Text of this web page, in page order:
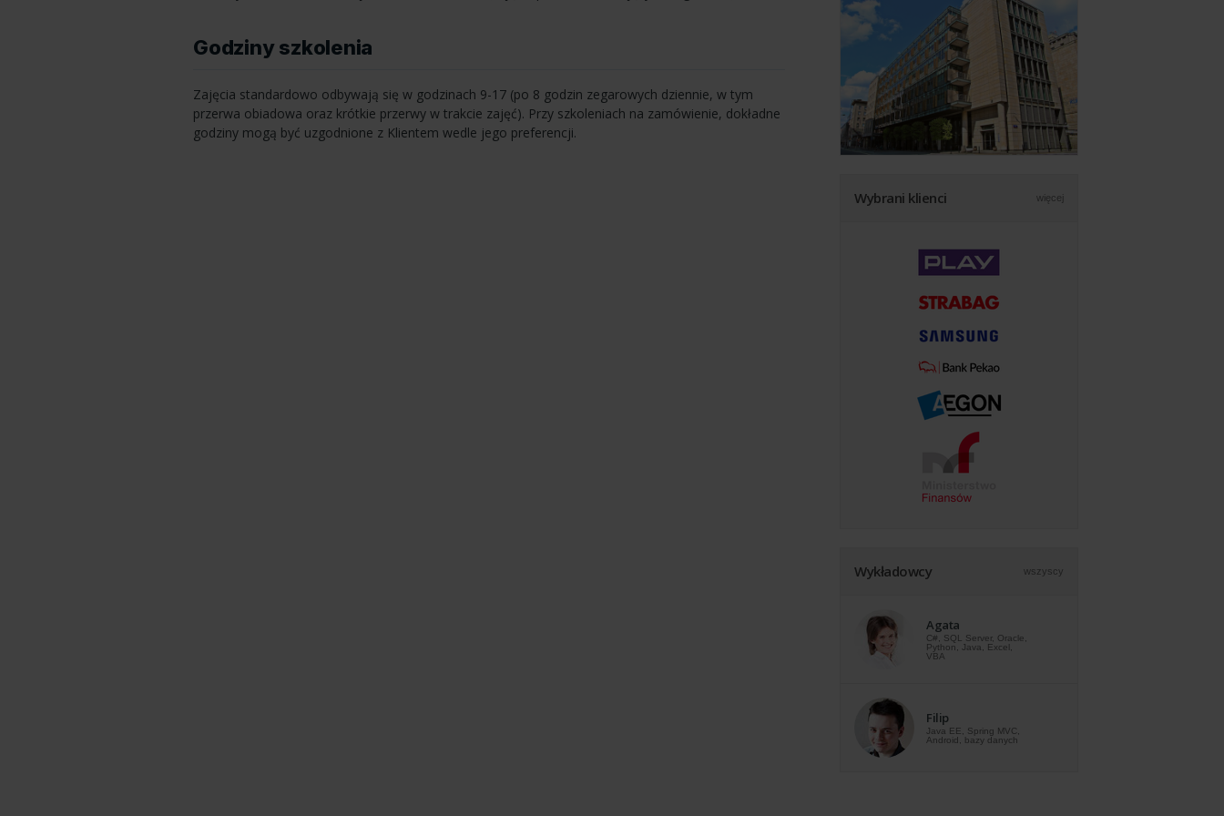
Godziny szkolenia
Zajęcia standardowo odbywają się w godzinach 9-17 (po 8 godzin zegarowych dziennie, w tym
przerwa obiadowa oraz krótkie przerwy w trakcie zajęć). Przy szkoleniach na zamówienie, dokładne
godziny mogą być uzgodnione z Klientem wedle jego preferencji.
Wybrani klienci więcej
Wykładowcy wszyscy
Agata
C#, SQL Server, Oracle,
Python, Java, Excel,
VBA
Filip
Java EE, Spring MVC,
Android, bazy danych